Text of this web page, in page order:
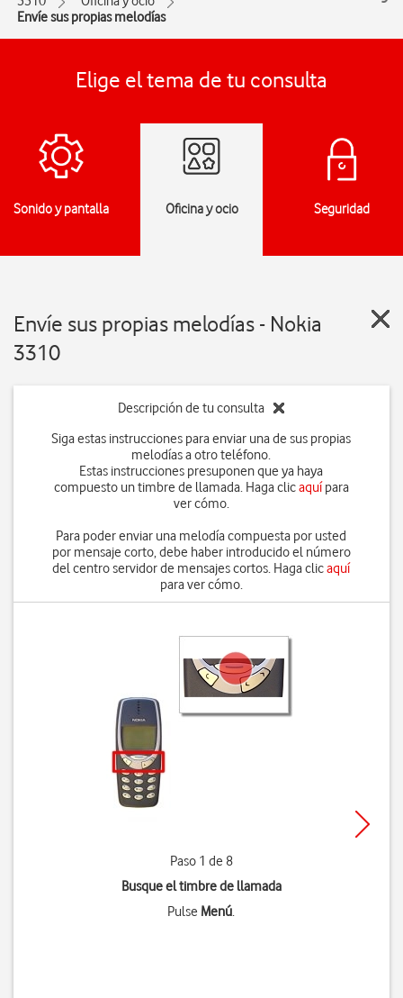
Envíe sus propias melodías
Elige el tema de tu consulta
Sonido y pantalla Oficina y ocio Seguridad
Envíe sus propias melodías - Nokia
3310
Descripción de tu consulta
Siga estas instrucciones para enviar una de sus propias
melodías a otro teléfono.
Estas instrucciones presuponen que ya haya
compuesto un timbre de llamada. Haga clicaquípara
ver cómo.
Para poder enviar una melodía compuesta por usted
por mensaje corto, debe haber introducido el número
del centro servidor de mensajes cortos. Haga clicaquí
para ver cómo.
Paso 1 de 8
Busque el timbre de llamada
Pulse Menú.